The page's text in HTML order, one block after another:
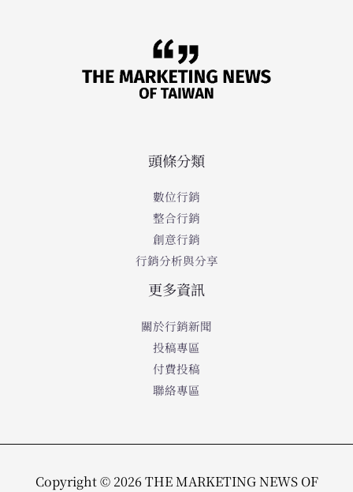
頭條分類
數位行銷
整合行銷
創意行銷
行銷分析與分享
更多資訊
關於行銷新聞
投稿專區
付費投稿
聯絡專區
Copyright © 2026 THE MARKETING NEWS OF